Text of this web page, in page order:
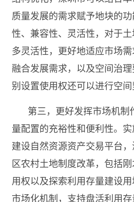
质量发展的需求赋予地块的
性、兼容性、灵活性，对于
多灵活性，更好地适应市场
融合发展需求，以及空间治
别设置使用权还可以进行空间
第三，更好发挥市场机制
量配置的充裕性和便利性。
建设自然资源资产交易平台
区农村土地制度改革，包括
用权以及探索利用存量建设
市场化机制，支持盘活利用